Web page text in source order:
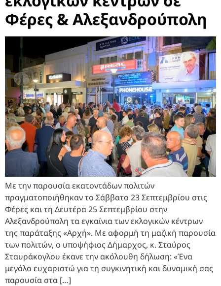
Φέρες & Αλεξανδρούπολη
Με την παρουσία εκατοντάδων πολιτών
πραγματοποιήθηκαν το Σάββατο 23 Σεπτεμβρίου στις
Φέρες και τη Δευτέρα 25 Σεπτεμβρίου στην
Αλεξανδρούπολη τα εγκαίνια των εκλογικών κέντρων
της παράταξης «Αρχή». Με αφορμή τη μαζική παρουσία
των πολιτών, ο υποψήφιος Δήμαρχος, κ. Σταύρος
Σταυράκογλου έκανε την ακόλουθη δήλωση: «Ένα
μεγάλο ευχαριστώ για τη συγκινητική και δυναμική σας
παρουσία στα […]